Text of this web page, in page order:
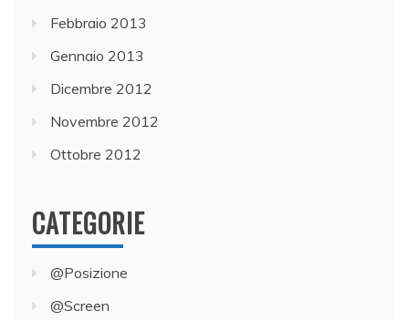
Febbraio 2013
Gennaio 2013
Dicembre 2012
Novembre 2012
Ottobre 2012
CATEGORIE
@Posizione
@Screen